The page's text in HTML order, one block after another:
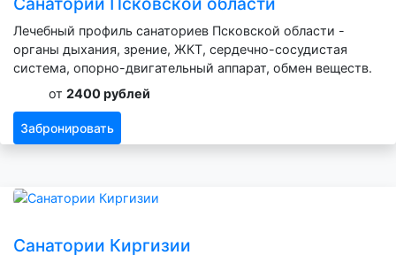
Лечебный профиль санаториев Псковской области -
органы дыхания, зрение, ЖКТ, сердечно-сосудистая
система, опорно-двигательный аппарат, обмен веществ.
от 2400 рублей
Забронировать
Санатории Киргизии